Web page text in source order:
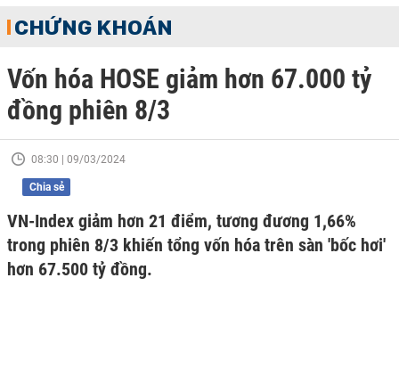
CHỨNG KHOÁN
Vốn hóa HOSE giảm hơn 67.000 tỷ
đồng phiên 8/3
08:30 | 09/03/2024
Chia sẻ
VN-Index giảm hơn 21 điểm, tương đương 1,66%
trong phiên 8/3 khiến tổng vốn hóa trên sàn 'bốc hơi'
hơn 67.500 tỷ đồng.